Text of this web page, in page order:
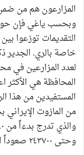
المزارعون هم من
التقديمات توزعوا
خاصة بالري. الجدير
لعدد المزارعين في
المحافظة هي الأكثر
المستفيدين من هذا
من المازوت
وحتى ٢٤٣٧٠٠ صعوداً الآن مع ارتفاع سعر صرف الدولار.